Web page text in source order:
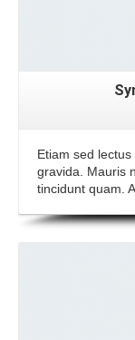
Etiam sed
gravida. Mauris
tincidunt quam.